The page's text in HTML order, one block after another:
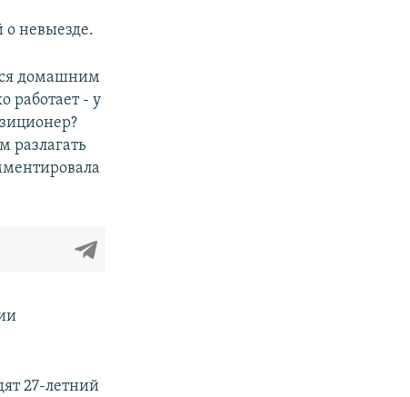
о невыезде.
домашним
работает - у
разлагать
27-летний